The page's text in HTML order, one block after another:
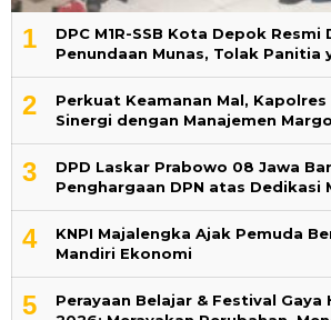
1
DPC M1R-SSB Kota Depok Resmi
Penundaan Munas, Tolak Panitia
2
Perkuat Keamanan Mal,
Sinergi dengan Manajemen
3
DPD Laskar Prabowo 08 Jawa
Penghargaan DPN atas Dedikasi
4
KNPI Majalengka Ajak Pemuda
Mandiri Ekonomi
5
Perayaan Belajar & Festival Gaya